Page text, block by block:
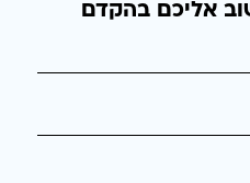
אליכם בהקדם